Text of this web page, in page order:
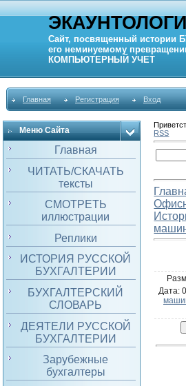
Сайт, посвященный истории
его неминуемому
КОМПЬЮТЕРНЫЙ УЧЕТ
Главная Регистрация Вход
Меню Сайта
Главная
ЧИТАТЬ/СКАЧАТЬ
тексты
СМОТРЕТЬ
иллюстрации
Реплики
ИСТОРИЯ РУССКОЙ
БУХГАЛТЕРИИ
БУХГАЛТЕРСКИЙ
СЛОВАРЬ
ДЕЯТЕЛИ РУССКОЙ
БУХГАЛТЕРИИ
Зарубежные
бухгалтеры
RSS
Дата: